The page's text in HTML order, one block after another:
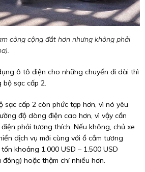
công cộng đắt hơn nhưng không phải
ô tô điện cho những chuyến đi dài thì
sạc cấp 2.
sạc cấp 2 còn phức tạp hơn, vì nó yêu
độ dòng điện cao hơn, vì vậy cần
phải tương thích. Nếu không, chủ xe
dịch vụ mới cùng với ổ cắm tương
khoảng 1.000 USD – 1.500 USD
hoặc thậm chí nhiều hơn.